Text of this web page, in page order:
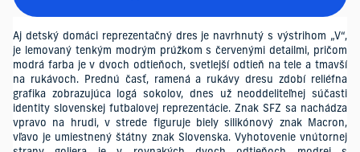
Aj detský domáci reprezentačný dres je navrhnutý s výstrihom „V“,
je lemovaný tenkým modrým prúžkom s červenými detailmi, pričom
modrá farba je v dvoch odtieňoch, svetlejší odtieň na tele a tmavší
na rukávoch. Prednú časť, ramená a rukávy dresu zdobí reliéfna
grafika zobrazujúca logá sokolov, dnes už neoddeliteľnej súčasti
identity slovenskej futbalovej reprezentácie. Znak SFZ sa nachádza
vpravo na hrudi, v strede figuruje biely silikónový znak Macron,
vľavo je umiestnený štátny znak Slovenska. Vyhotovenie vnútornej